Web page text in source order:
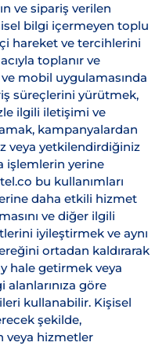
ve sipariş verilen
bilgi içermeyen toplu
hareket ve tercihlerini
toplanır ve
mobil uygulamasında
süreçlerini yürütmek,
ilgili iletişimi ve
kampanyalardan
veya yetkilendirdiğiniz
işlemlerin yerine
bu kullanımları
daha etkili hizmet
ve diğer ilgili
iyileştirmek ve aynı
ortadan kaldırarak
hale getirmek veya
göre
kullanabilir. Kişisel
şekilde,
veya hizmetler